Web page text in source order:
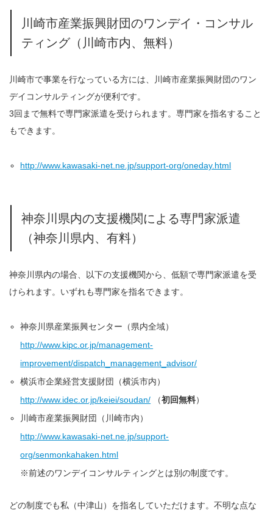
川崎市産業振興財団のワンデイ・コンサル
ティング（川崎市内、無料）
川崎市で事業を行なっている方には、川崎市産業振興財団のワン
デイコンサルティングが便利です。
3回まで無料で専門家派遣を受けられます。専門家を指名すること
もできます。
http://www.kawasaki-net.ne.jp/support-org/oneday.html
神奈川県内の支援機関による専門家派遣
（神奈川県内、有料）
神奈川県内の場合、以下の支援機関から、低額で専門家派遣を受
けられます。いずれも専門家を指名できます。
神奈川県産業振興センター（県内全域）
http://www.kipc.or.jp/management-
improvement/dispatch_management_advisor/
横浜市企業経営支援財団（横浜市内）
http://www.idec.or.jp/keiei/soudan/ （初回無料）
川崎市産業振興財団（川崎市内）
http://www.kawasaki-net.ne.jp/support-
org/senmonkahaken.html
※前述のワンデイコンサルティングとは別の制度です。
どの制度でも私（中津山）を指名していただけます。不明な点な